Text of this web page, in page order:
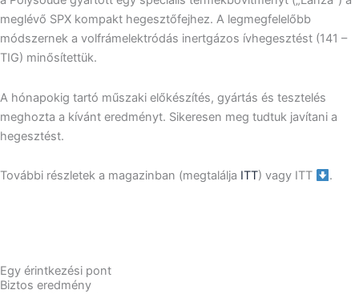
meglévő SPX kompakt hegesztőfejhez. A legmegfelelőbb
módszernek a volfrámelektródás inertgázos ívhegesztést (141 –
TIG) minősítettük.
A hónapokig tartó műszaki előkészítés, gyártás és tesztelés
meghozta a kívánt eredményt. Sikeresen meg tudtuk javítani a
hegesztést.
További részletek a magazinban (megtalálja ITT) vagy ITT .
Egy érintkezési pont
Biztos eredmény